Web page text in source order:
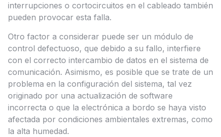
interrupciones o cortocircuitos en el cableado también
pueden provocar esta falla.
Otro factor a considerar puede ser un módulo de
control defectuoso, que debido a su fallo, interfiere
con el correcto intercambio de datos en el sistema de
comunicación. Asimismo, es posible que se trate de un
problema en la configuración del sistema, tal vez
originado por una actualización de software
incorrecta o que la electrónica a bordo se haya visto
afectada por condiciones ambientales extremas, como
la alta humedad.